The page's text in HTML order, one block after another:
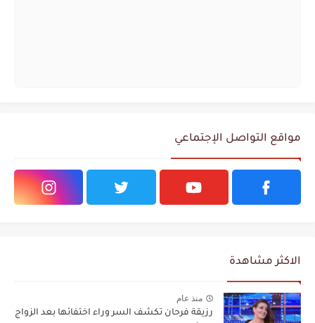
مواقع التواصل الإجتماعي
الاكثر مشاهدة
منذ عام
رزيقة فرحان تكشف السر وراء اختفائها بعد الزواج